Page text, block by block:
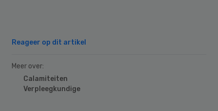
Reageer op dit artikel
Meer over:
Calamiteiten
Verpleegkundige